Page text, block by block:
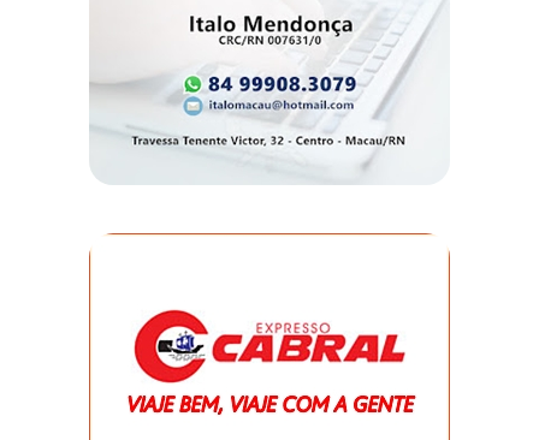
ESCOLAR
ELEIÇÕES
EMANCIPAÇÃO
CARNAUBAIS
EMANCIPAÇÃO